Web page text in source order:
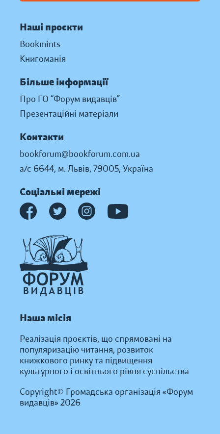
Наші проєкти
Bookmints
Книгоманія
Більше інформації
Про ГО “Форум видавців”
Презентаційні матеріали
Контакти
bookforum@bookforum.com.ua
а/с 6644, м. Львів, 79005, Україна
Соціальні мережі
Наша місія
Реалізація проєктів, що спрямовані на
популяризацію читання, розвиток
книжкового ринку та підвищення
культурного і освітнього рівня суспільства
Copyright© Громадська організація «Форум
видавців» 2026